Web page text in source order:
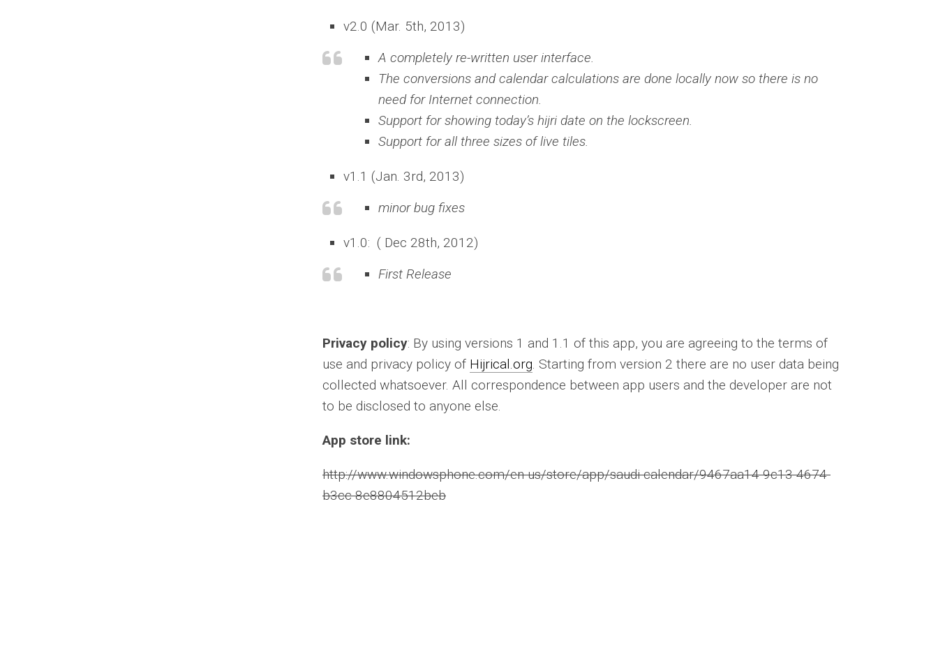
v2.0 (Mar. 5th, 2013)
A completely re-written user interface.
The conversions and calendar calculations are done locally now so there is no
need for Internet connection.
Support for showing today’s hijri date on the lockscreen.
Support for all three sizes of live tiles.
v1.1 (Jan. 3rd, 2013)
minor bug fixes
v1.0: ( Dec 28th, 2012)
First Release
Privacy policy: By using versions 1 and 1.1 of this app, you are agreeing to the terms of
use and privacy policy of Hijrical.org. Starting from version 2 there are no user data being
collected whatsoever. All correspondence between app users and the developer are not
to be disclosed to anyone else.
App store link:
http://www.windowsphone.com/en-us/store/app/saudi-calendar/9467aa14-9c13-4674-
b3cc-8e8804512beb